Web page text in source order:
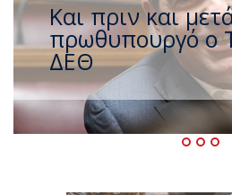
Έρχεται νέο
ζέστης με 40
– Ο καιρός έως